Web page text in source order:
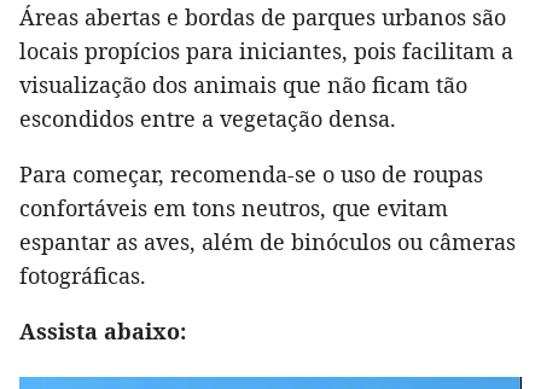
Áreas abertas e bordas de parques urbanos são
locais propícios para iniciantes, pois facilitam a
visualização dos animais que não ficam tão
escondidos entre a vegetação densa.
Para começar, recomenda-se o uso de roupas
confortáveis em tons neutros, que evitam
espantar as aves, além de binóculos ou câmeras
fotográficas.
Assista abaixo: